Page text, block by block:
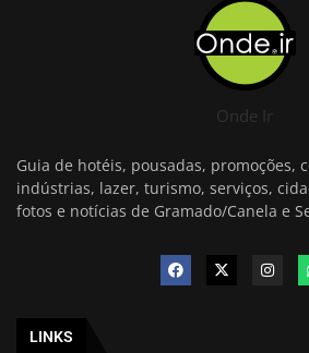
Onde Ir
Guia de hotéis, pousadas, promoções,
indústrias, lazer, turismo, serviços,
fotos e notícias de Gramado/Canela e
LINKS